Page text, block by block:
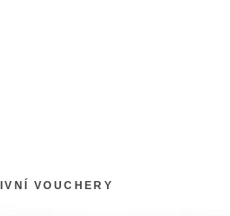
VOUCHERY